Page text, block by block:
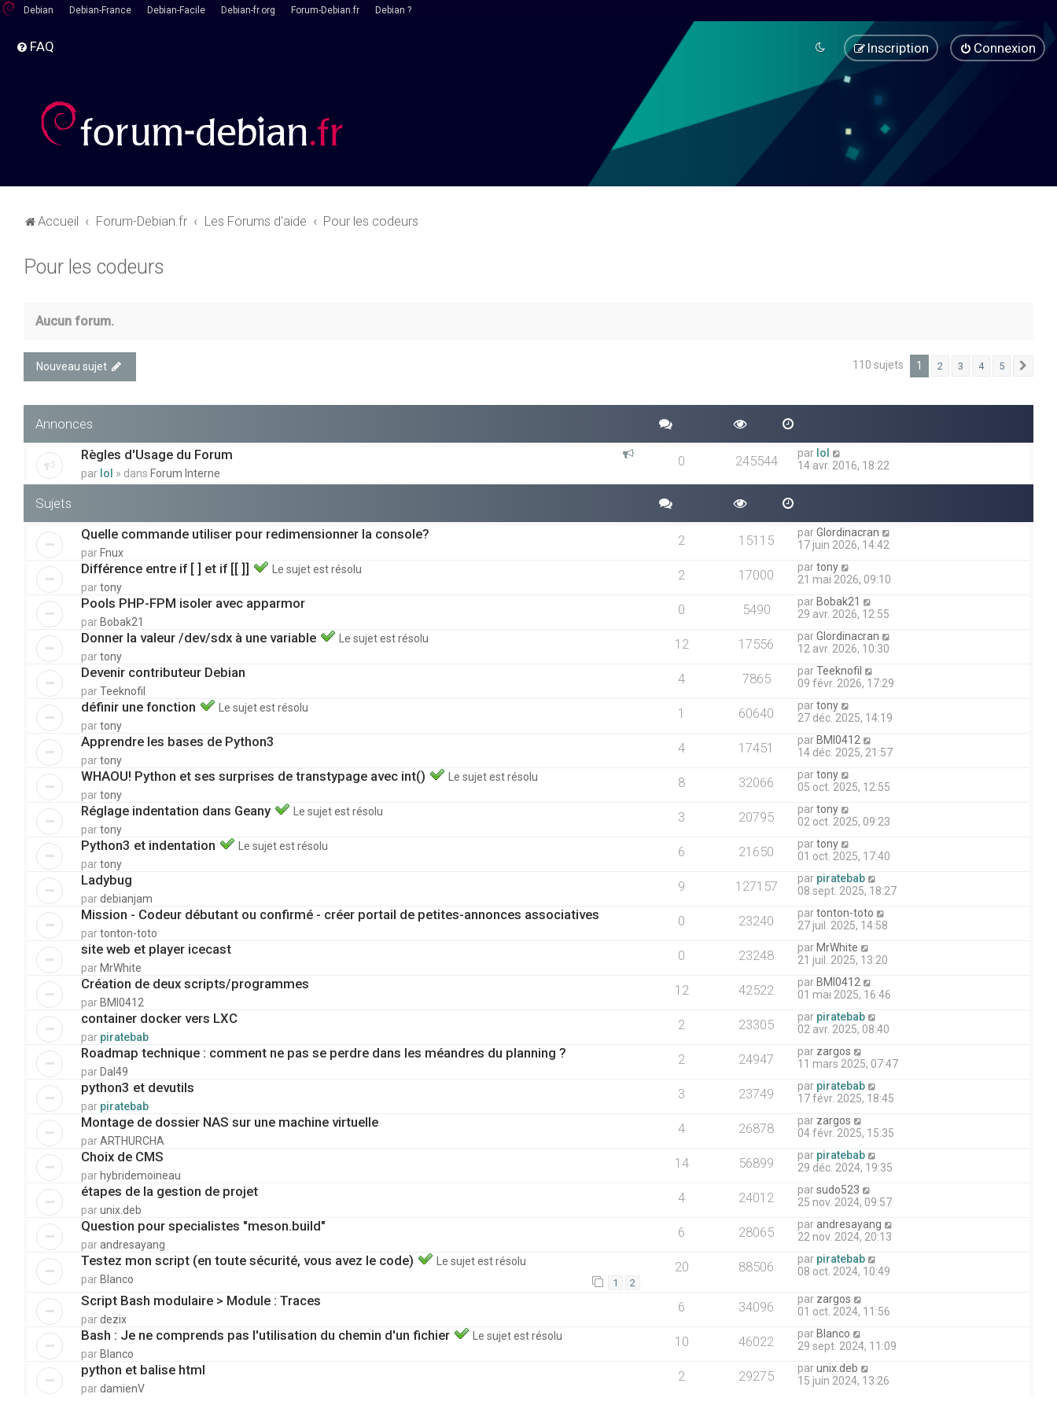
Debian Debian-France Debian-Facile Debian-fr.org Forum-Debian.fr Debian ?
FAQ Connexion
Inscription
Accueil Forum-Debian.fr Les Forums d'aide Pour les codeurs
Pour les codeurs
Aucun forum.
Nouveau sujet 110 sujets 1 2 3 4 5
Annonces
Règles d'Usage du Forum
par lol » dans Forum Interne
0 245544 par lol
14 avr. 2016, 18:22
Sujets
Quelle commande utiliser pour redimensionner la console?
par Fnux
2 15115 parGlordinacran
17 juin 2026, 14:42
Différence entre if [ ] et if [[ ]]
Le sujet est résolu
partony
2 17000 partony
21 mai 2026, 09:10
Pools PHP-FPM isoler avec apparmor
par Bobak21
0 5490 par Bobak21
29 avr. 2026, 12:55
Donner la valeur /dev/sdx à une variable
Le sujet est résolu
partony
12 17556 parGlordinacran
12 avr. 2026, 10:30
Devenir contributeur Debian
parTeeknofil
4 7865 parTeeknofil
09 févr. 2026, 17:29
définir une fonction
Le sujet est résolu
partony
1 60640 partony
27 déc. 2025, 14:19
Apprendre les bases de Python3
partony
4 17451 par BMI0412
14 déc. 2025, 21:57
WHAOU! Python et ses surprises de transtypage avec int()
Le sujet est résolu
partony
8 32066 partony
05 oct. 2025, 12:55
Réglage indentation dans Geany
Le sujet est résolu
partony
3 20795 partony
02 oct. 2025, 09:23
Python3 et indentation
Le sujet est résolu
partony
6 21650 partony
01 oct. 2025, 17:40
Ladybug
pardebianjam
9 127157 par piratebab
08 sept. 2025, 18:27
Mission - Codeur débutant ou confirmé - créer portail de petites-annonces associatives
partonton-toto
0 23240 partonton-toto
27 juil. 2025, 14:58
site web et player icecast
par MrWhite
0 23248 par MrWhite
21 juil. 2025, 13:20
Création de deux scripts/programmes
par BMI0412
12 42522 par BMI0412
01 mai 2025, 16:46
container docker vers LXC
par piratebab
2 23305 par piratebab
02 avr. 2025, 08:40
Roadmap technique : comment ne pas se perdre dans les méandres du planning ?
par Dal49
2 24947 par zargos
11 mars 2025, 07:47
python3 et devutils
par piratebab
3 23749 par piratebab
17 févr. 2025, 18:45
Montage de dossier NAS sur une machine virtuelle
parARTHURCHA
4 26878 par zargos
04 févr. 2025, 15:35
Choix de CMS
par hybridemoineau
14 56899 par piratebab
29 déc. 2024, 19:35
étapes de la gestion de projet
parunix.deb
4 24012 parsudo523
25 nov. 2024, 09:57
Question pour specialistes "meson.build"
parandresayang
6 28065 parandresayang
22 nov. 2024, 20:13
Testez mon script (en toute sécurité, vous avez le code)
Le sujet est résolu
par Blanco 1 2
20 88506 par piratebab
08 oct. 2024, 10:49
Script Bash modulaire > Module : Traces
pardezix
6 34096 par zargos
01 oct. 2024, 11:56
Bash : Je ne comprends pas l'utilisation du chemin d'un fichier
Le sujet est résolu
par Blanco
10 46022 par Blanco
29 sept. 2024, 11:09
python et balise html
pardamienV
2 29275 parunix.deb
15 juin 2024, 13:26